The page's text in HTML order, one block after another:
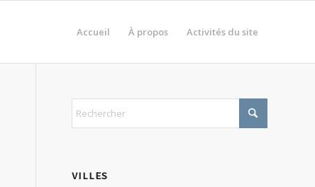
Accueil À propos Activités du site
VILLES